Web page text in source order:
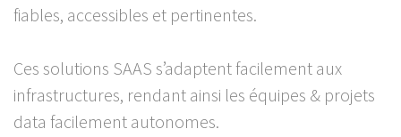
fiables, accessibles et pertinentes.
Ces solutions SAAS s’adaptent facilement aux
infrastructures, rendant ainsi les équipes & projets
data facilement autonomes.